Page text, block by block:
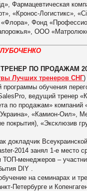
Фармацевтическая
«Кронос-Логистикс»,
«Флора», Фонд
ООО
ПО ПРОДАЖАМ
Лучших тренеров СНГ)
программы обучения
ведущий тренер
по продажам» компаний
«Камион-Оил»,
покрытия), «Эксклюзив
докладчик
2014 занял 1-е место
ТОП-менеджеров –
DIY .
на семинарах и
Петербурге и